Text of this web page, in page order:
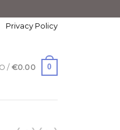
Privacy Policy
/€0.00 0